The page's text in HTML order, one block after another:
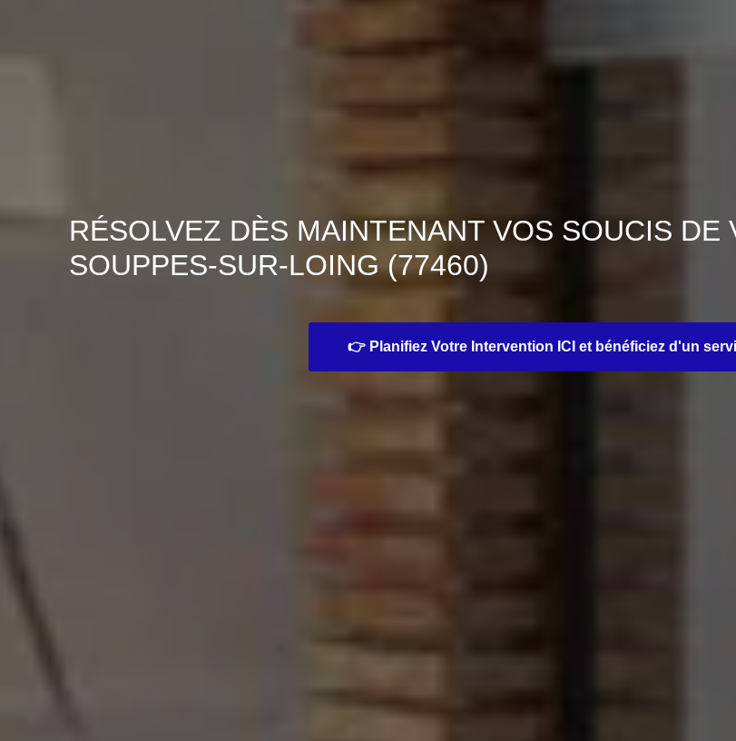
RÉSOLVEZ DÈS MAINTENANT VOS SOUCIS DE
SOUPPES-SUR-LOING (77460)
👉 Planifiez Votre Intervention ICI et bénéficiez d'un